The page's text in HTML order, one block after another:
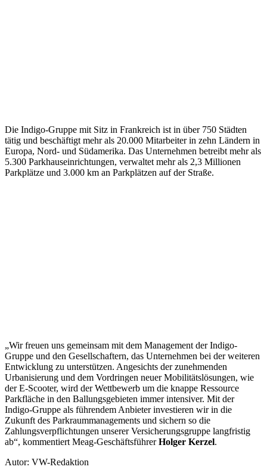
Die Indigo-Gruppe mit Sitz in Frankreich ist in über 750 Städten
tätig und beschäftigt mehr als 20.000 Mitarbeiter in zehn Ländern in
Europa, Nord- und Südamerika. Das Unternehmen betreibt mehr als
5.300 Parkhauseinrichtungen, verwaltet mehr als 2,3 Millionen
Parkplätze und 3.000 km an Parkplätzen auf der Straße.
„Wir freuen uns gemeinsam mit dem Management der Indigo-
Gruppe und den Gesellschaftern, das Unternehmen bei der weiteren
Entwicklung zu unterstützen. Angesichts der zunehmenden
Urbanisierung und dem Vordringen neuer Mobilitätslösungen, wie
der E-Scooter, wird der Wettbewerb um die knappe Ressource
Parkfläche in den Ballungsgebieten immer intensiver. Mit der
Indigo-Gruppe als führendem Anbieter investieren wir in die
Zukunft des Parkraummanagements und sichern so die
Zahlungsverpflichtungen unserer Versicherungsgruppe langfristig
ab“, kommentiert Meag-GeschäftsführerHolger Kerzel.
Autor: VW-Redaktion